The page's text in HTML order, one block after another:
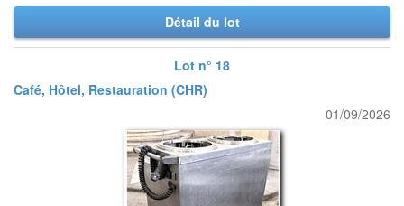
Détail du lot
Lot n° 18
Café, Hôtel, Restauration (CHR)
01/09/2026